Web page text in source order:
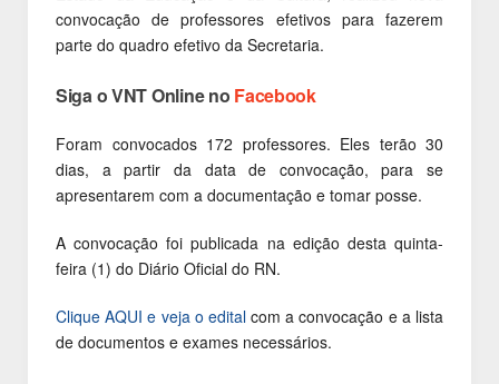
convocação de professores efetivos para fazerem
parte do quadro efetivo da Secretaria.
Siga o VNT Online no Facebook
Foram convocados 172 professores. Eles terão 30
dias, a partir da data de convocação, para se
apresentarem com a documentação e tomar posse.
A convocação foi publicada na edição desta quinta-
feira (1) do Diário Oficial do RN.
Clique AQUI e veja o editalcom a convocação e a lista
de documentos e exames necessários.